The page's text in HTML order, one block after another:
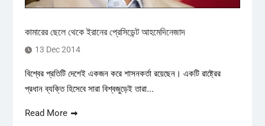
কামারের ছেলে থেকে ইরানের প্রেসিডেন্ট আহমেদিনেজাদ
13 Dec 2014
বিশ্বের প্রতিটি দেশেই একজন করে শাসনকর্তা রয়েছেন। একটি রাষ্ট্রের
প্রধান ব্যক্তি হিসেবে সারা বিশ্বজুড়েই তারা...
Read More